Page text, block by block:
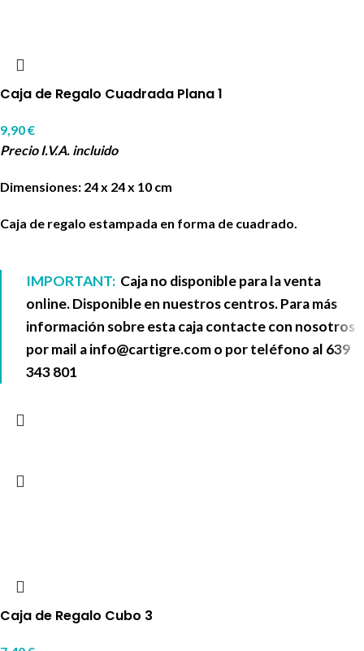
Caja de Regalo Cuadrada Plana 1
9,90€
Precio I.V.A. incluido
Dimensiones: 24 x 24 x 10 cm
Caja de regalo estampada en forma de cuadrado.
IMPORTANT: Caja no disponible para la venta
online. Disponible en nuestros centros. Para más
información sobre esta caja contacte con nosotros
por mail ainfo@cartigre.como por teléfono al 639
343 801
Caja de Regalo Cubo 3